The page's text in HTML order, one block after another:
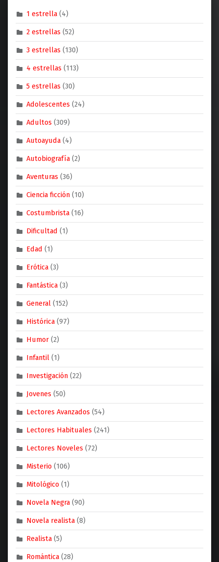
1 estrella (4)
2 estrellas (52)
3 estrellas (130)
4 estrellas (113)
5 estrellas (30)
Adolescentes (24)
Adultos (309)
Autoayuda (4)
Autobiografía (2)
Aventuras (36)
Ciencia ficción (10)
Costumbrista (16)
Dificultad (1)
Edad (1)
Erótica (3)
Fantástica (3)
General (152)
Histórica (97)
Humor (2)
Infantil (1)
Investigación (22)
Jovenes (50)
Lectores Avanzados (54)
Lectores Habituales (241)
Lectores Noveles (72)
Misterio (106)
Mitológico (1)
Novela Negra (90)
Novela realista (8)
Realista (5)
Romántica (28)